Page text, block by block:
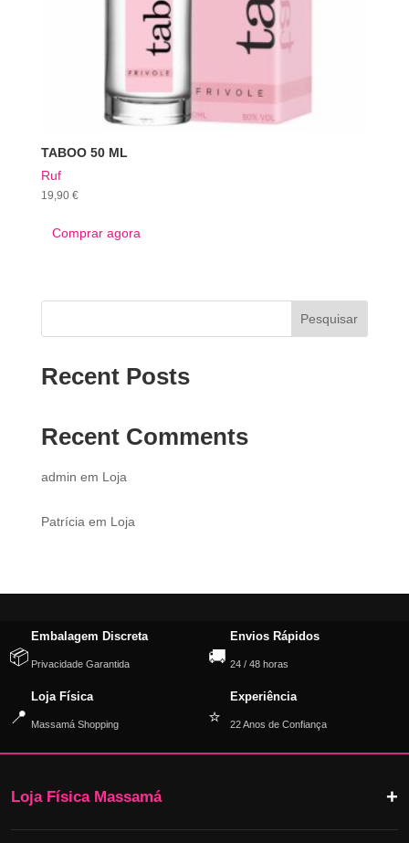
TABOO 50 ML
Ruf
19,90 €
Comprar agora
Pesquisar
Recent Posts
Recent Comments
admin em Loja
Patrícia em Loja
📦
Embalagem Discreta
Privacidade Garantida 🚚
Envios Rápidos
24 / 48 horas
📍
Loja Física
Massamá Shopping ⭐
Experiência
22 Anos de Confiança
Loja Física Massamá